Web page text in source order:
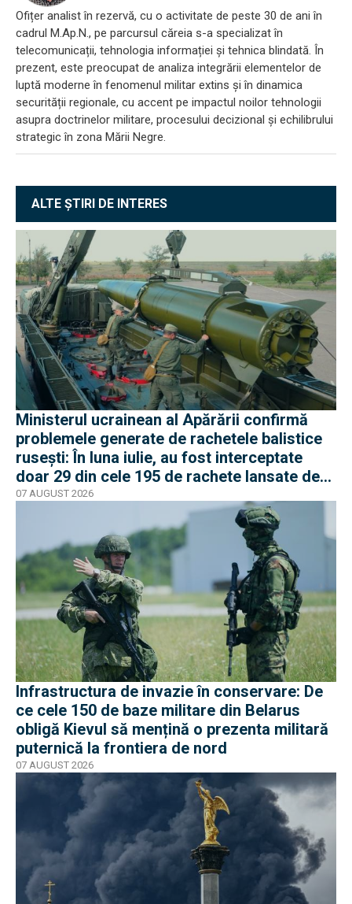
Ofițer analist în rezervă, cu o activitate de peste 30 de ani în
cadrul M.Ap.N., pe parcursul căreia s-a specializat în
telecomunicații, tehnologia informației și tehnica blindată. În
prezent, este preocupat de analiza integrării elementelor de
luptă moderne în fenomenul militar extins și în dinamica
securității regionale, cu accent pe impactul noilor tehnologii
asupra doctrinelor militare, procesului decizional și echilibrului
strategic în zona Mării Negre.
ALTE ȘTIRI DE INTERES
Ministerul ucrainean al Apărării confirmă
problemele generate de rachetele balistice
rusești: În luna iulie, au fost interceptate
doar 29 din cele 195 de rachete lansate de
armata rusă
07 AUGUST 2026
Infrastructura de invazie în conservare: De
ce cele 150 de baze militare din Belarus
obligă Kievul să mențină o prezenta militară
puternică la frontiera de nord
07 AUGUST 2026